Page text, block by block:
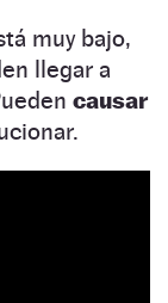
muy bajo,
llegar a
causar